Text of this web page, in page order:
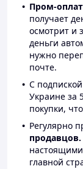
Пром-
получает
осмотрит и
деньги
нужно
почте.
С
Украине за
покупки,
Регулярно
продавцов.
главной